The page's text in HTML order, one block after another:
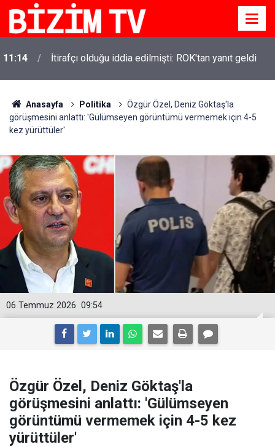
11:14 İtirafçı olduğu iddia edilmişti: ROK'tan yanıt geldi
Anasayfa Politika
Özgür Özel, Deniz Göktaş'la
görüşmesini anlattı: 'Gülümseyen görüntümü vermemek için 4-5
kez yürüttüler'
09:54
06 Temmuz 2026
Özgür Özel, Deniz Göktaş'la
görüşmesini anlattı: 'Gülümseyen
görüntümü vermemek için 4-5 kez
yürüttüler'